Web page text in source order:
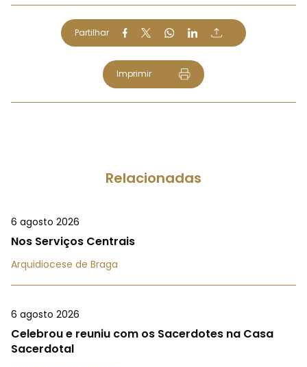
Partilhar
Imprimir
Relacionadas
6 agosto 2026
Nos Serviços Centrais
Arquidiocese de Braga
6 agosto 2026
Celebrou e reuniu com os Sacerdotes na Casa
Sacerdotal